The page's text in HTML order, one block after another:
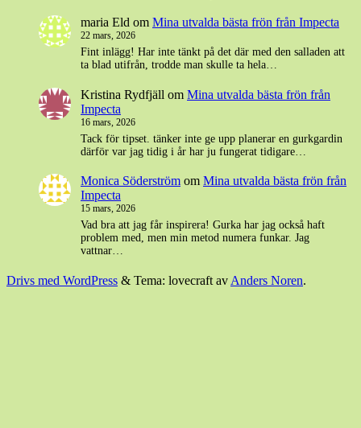
maria Eld om Mina utvalda bästa frön från Impecta
22 mars, 2026
Fint inlägg! Har inte tänkt på det där med den salladen att
ta blad utifrån, trodde man skulle ta hela…
Kristina Rydfjäll om Mina utvalda bästa frön från
Impecta
16 mars, 2026
Tack för tipset. tänker inte ge upp planerar en gurkgardin
därför var jag tidig i år har ju fungerat tidigare…
Monica Söderström om Mina utvalda bästa frön från
Impecta
15 mars, 2026
Vad bra att jag får inspirera! Gurka har jag också haft
problem med, men min metod numera funkar. Jag
vattnar…
Drivs med WordPress & Tema: lovecraft av Anders Noren.